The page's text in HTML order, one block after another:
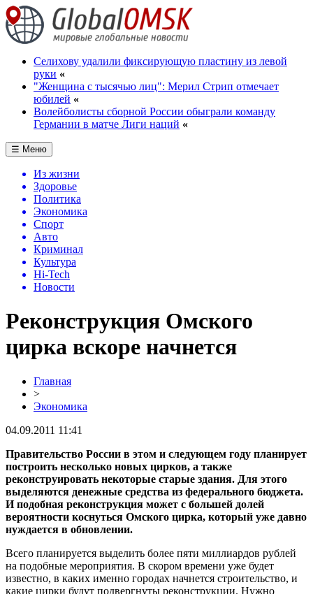
Селихову удалили фиксирующую пластину из левой
руки «
"Женщина с тысячью лиц": Мерил Стрип отмечает
юбилей «
Волейболисты сборной России обыграли команду
Германии в матче Лиги наций «
☰ Меню
Из жизни
Здоровье
Политика
Экономика
Спорт
Авто
Криминал
Культура
Hi-Tech
Новости
Реконструкция Омского
цирка вскоре начнется
Главная
>
Экономика
04.09.2011 11:41
Правительство России в этом и следующем году планирует
построить несколько новых цирков, а также
реконструировать некоторые старые здания. Для этого
выделяются денежные средства из федерального бюджета.
И подобная реконструкция может с большей долей
вероятности коснуться Омского цирка, который уже давно
нуждается в обновлении.
Всего планируется выделить более пяти миллиардов рублей
на подобные мероприятия. В скором времени уже будет
известно, в каких именно городах начнется строительство, и
какие цирки будут подвергнуты реконструкции. Нужно